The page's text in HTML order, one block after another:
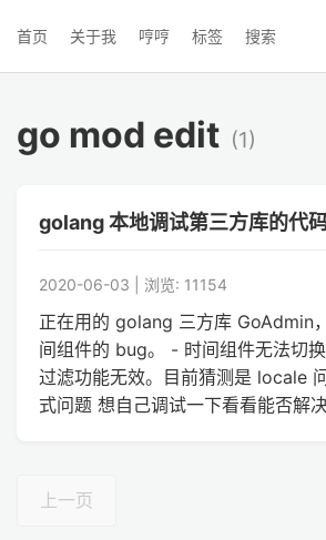
首页 关于我 哼哼 标签 搜索
go mod edit (1)
golang 本地调试第三方库的代
2020-06-03 | 浏览: 11154
正在用的 golang 三方库 GoAdmin
间组件的 bug。 - 时间组件无法切
过滤功能无效。目前猜测是 locale
式问题 想自己调试一下看看能否解决
上一页